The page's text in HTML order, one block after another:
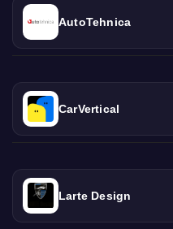
AutoTehnica
CarVertical
Larte Design